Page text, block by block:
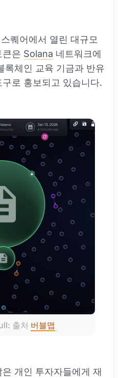
퀘어에서 열린 대규모
큰은 Solana 네트워크에
록체인 교육 기금과 반유
로 홍보되고 있습니다.
출처 버블맵
개인 투자자들에게 재